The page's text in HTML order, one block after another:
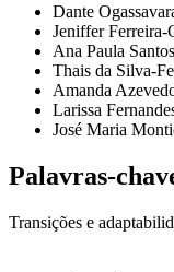
Dante
Jeniffer Ferreira-
Ana Paula
Thais da Silva-
Amanda
Larissa
José Maria
Palavras-
Transições e